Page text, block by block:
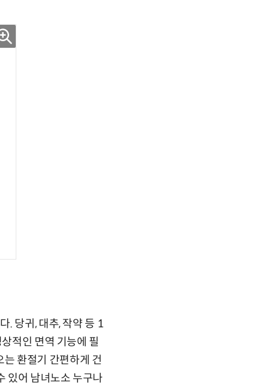
. 당귀, 대추, 작약 등 1
적인 면역 기능에 필
환절기 간편하게 건
있어 남녀노소 누구나